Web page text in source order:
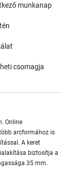
munkanap
csomagja
Online
arcformához is
A keret
biztosítja a
35 mm.